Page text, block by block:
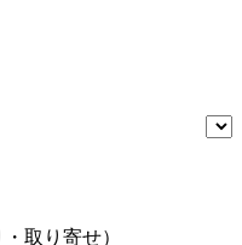
取り寄せ）